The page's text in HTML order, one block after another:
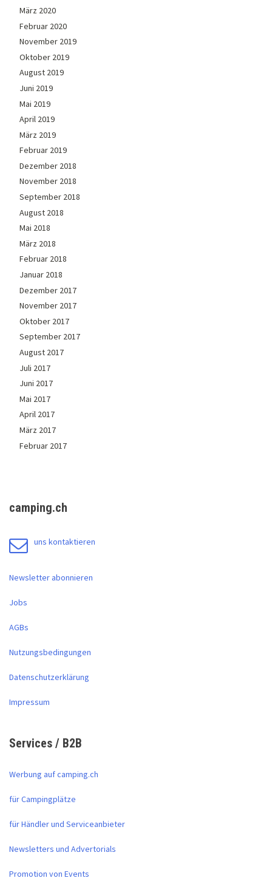
März 2020
Februar 2020
November 2019
Oktober 2019
August 2019
Juni 2019
Mai 2019
April 2019
März 2019
Februar 2019
Dezember 2018
November 2018
September 2018
August 2018
Mai 2018
März 2018
Februar 2018
Januar 2018
Dezember 2017
November 2017
Oktober 2017
September 2017
August 2017
Juli 2017
Juni 2017
Mai 2017
April 2017
März 2017
Februar 2017
camping.ch
uns kontaktieren
Newsletter abonnieren
Jobs
AGBs
Nutzungsbedingungen
Datenschutzerklärung
Impressum
Services / B2B
Werbung auf camping.ch
für Campingplätze
für Händler und Serviceanbieter
Newsletters und Advertorials
Promotion von Events